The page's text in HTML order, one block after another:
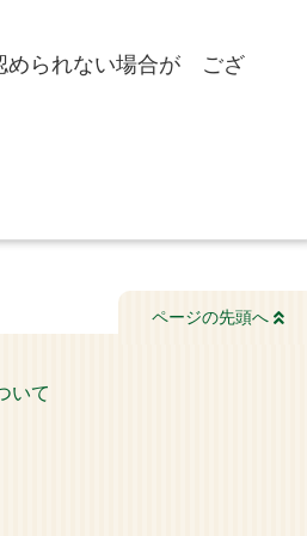
められない場合が ござ
ページの先頭へ
いて